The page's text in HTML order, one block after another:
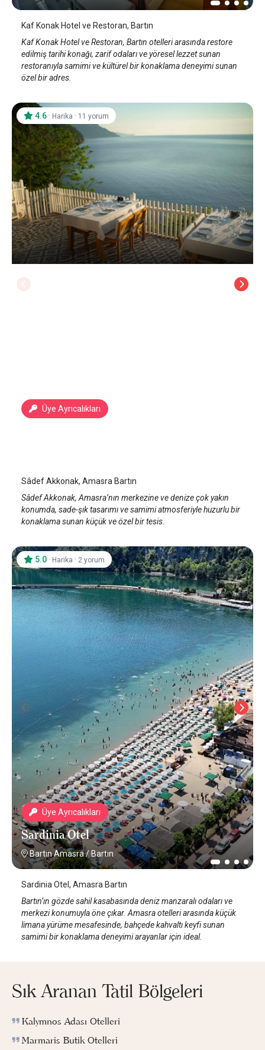
Kaf Konak Hotel ve Restoran, Bartın
Kaf Konak Hotel ve Restoran, Bartın otelleri arasında restore
edilmiş tarihi konağı, zarif odaları ve yöresel lezzet sunan
restoranıyla samimi ve kültürel bir konaklama deneyimi sunan
özel bir adres.
Üye Ayrıcalıkları
4.6 · Harika · 11 yorum
Sâdef Akkonak, Amasra Bartın
Sâdef Akkonak, Amasra’nın merkezine ve denize çok yakın
konumda, sade-şık tasarımı ve samimi atmosferiyle huzurlu bir
konaklama sunan küçük ve özel bir tesis.
Üye Ayrıcalıkları
Sardinia Otel
Bartın Amasra/ Bartın
5.0 · Harika · 2 yorum
Sardinia Otel, Amasra Bartın
Bartın’ın gözde sahil kasabasında deniz manzaralı odaları ve
merkezi konumuyla öne çıkar. Amasra otelleri arasında küçük
limana yürüme mesafesinde, bahçede kahvaltı keyfi sunan
samimi bir konaklama deneyimi arayanlar için ideal.
Sık Aranan Tatil Bölgeleri
Kalymnos Adası Otelleri
Marmaris Butik Otelleri